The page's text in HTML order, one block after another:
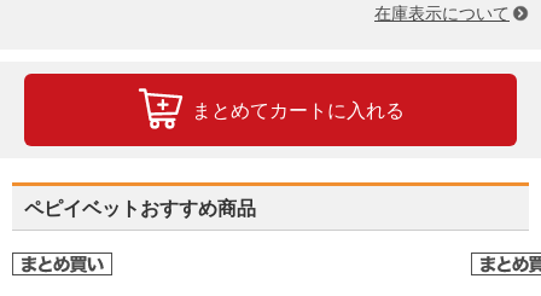
在庫表示について
まとめてカートに入れる
ペピイベットおすすめ商品